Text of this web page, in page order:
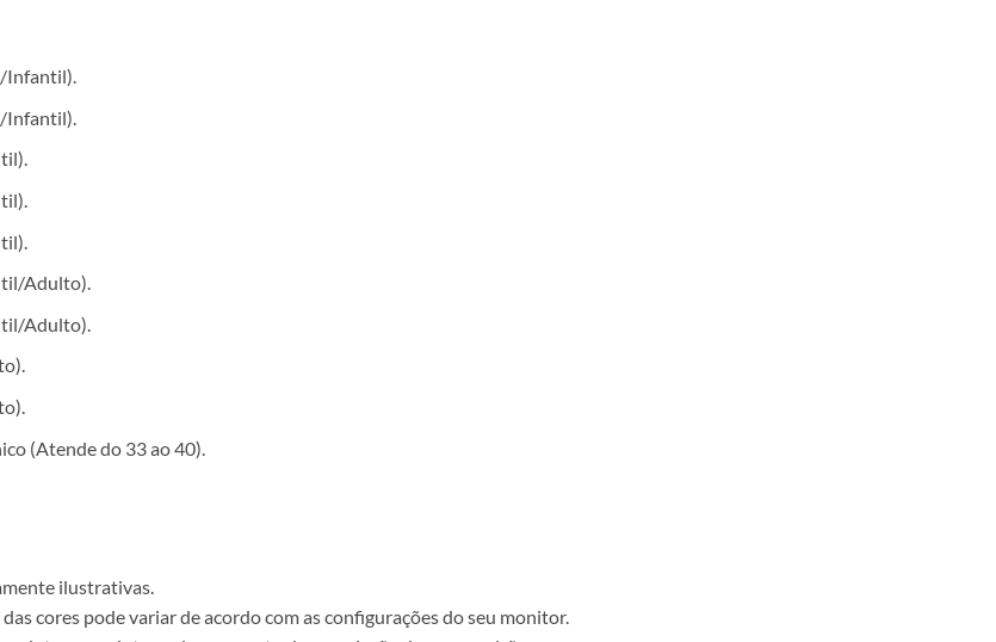
Infantil).
Infantil).
Adulto).
Adulto).
(Atende do 33 ao 40).
ilustrativas.
cores pode variar de acordo com as configurações do seu monitor.